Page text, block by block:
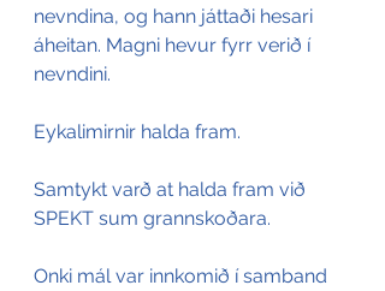
nevndina, og hann játtaði hesari
áheitan. Magni hevur fyrr verið í
nevndini.
Eykalimirnir halda fram.
Samtykt varð at halda fram við
SPEKT sum grannskoðara.
Onki mál var innkomið í samband